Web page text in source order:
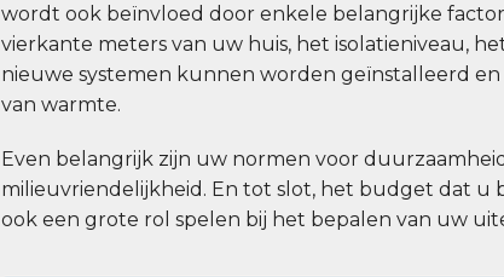
wordt ook beïnvloed door enkele belangrijke
vierkante meters van uw huis, het isolatieniveau,
nieuwe systemen kunnen worden geïnstalleerd
van warmte.
Even belangrijk zijn uw normen voor
milieuvriendelijkheid. En tot slot, het budget dat u
ook een grote rol spelen bij het bepalen van uw